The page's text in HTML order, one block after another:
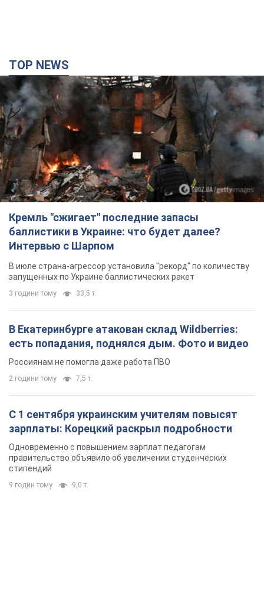
TOP NEWS
Кремль "сжигает" последние запасы
баллистики в Украине: что будет далее?
Интервью с Шарпом
В июле страна-агрессор установила "рекорд" по количеству
запущенных по Украине баллистических ракет
3 години тому 33,5 т.
В Екатеринбурге атакован склад Wildberries:
есть попадания, поднялся дым. Фото и видео
Россиянам не помогла даже работа ПВО
2 години тому 7,5 т.
С 1 сентября украинским учителям повысят
зарплаты: Корецкий раскрыл подробности
Одновременно с повышением зарплат педагогам
правительство объявило об увеличении студенческих
стипендий
9 годин тому 9,0 т.